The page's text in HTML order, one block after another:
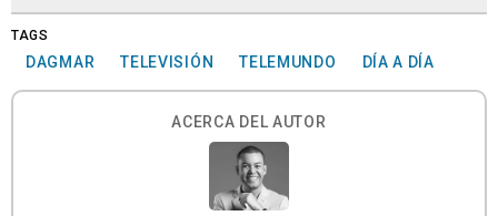
TAGS
DAGMAR TELEVISIÓN TELEMUNDO DÍA A DÍA
ACERCA DEL AUTOR